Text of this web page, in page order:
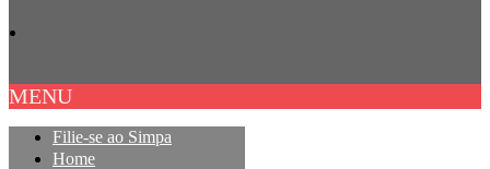
MENU
Filie-se ao Simpa
Home